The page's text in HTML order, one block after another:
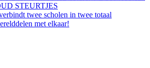
STEURTJES
twee scholen in twee totaal
met elkaar!